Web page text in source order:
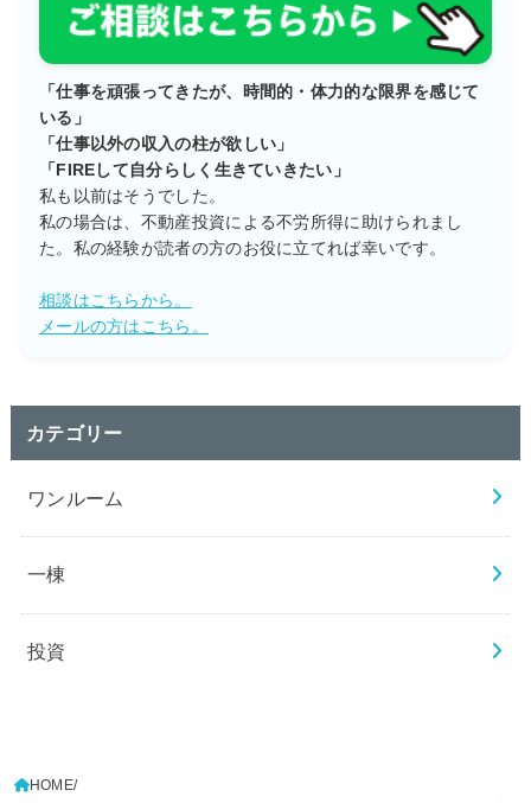
「仕事を頑張ってきたが、時間的・体力的な限界を感じて
いる」
「仕事以外の収入の柱が欲しい」
「FIREして自分らしく生きていきたい」
私も以前はそうでした。
私の場合は、不動産投資による不労所得に助けられまし
た。私の経験が読者の方のお役に立てれば幸いです。
相談はこちらから。
メールの方はこちら。
カテゴリー
ワンルーム
一棟
投資
HOME